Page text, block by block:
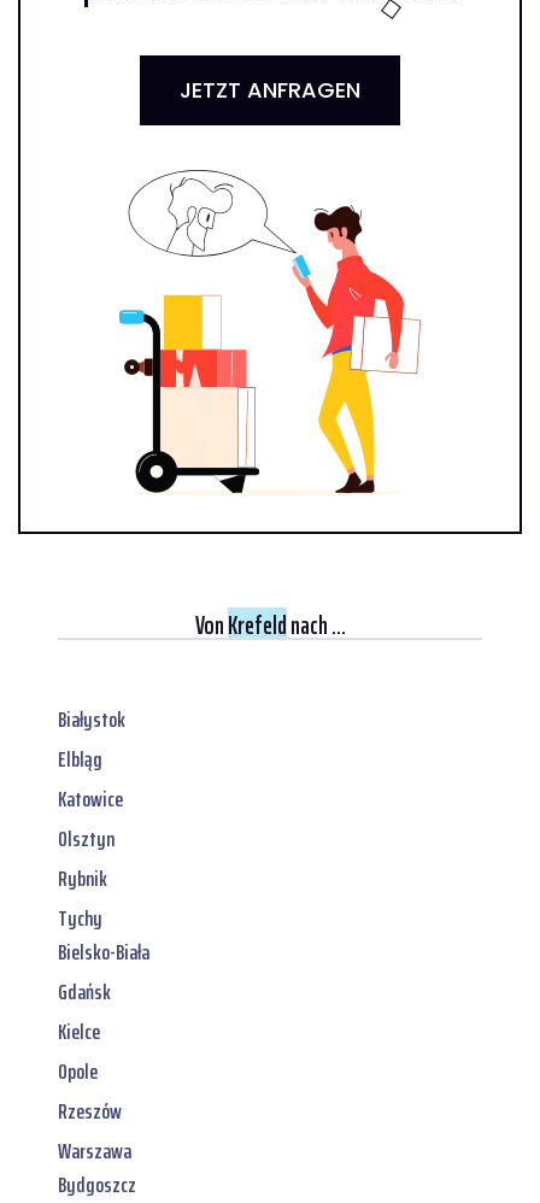
JETZT ANFRAGEN
VonKrefeldnach ...
Białystok
Elbląg
Katowice
Olsztyn
Rybnik
Tychy
Bielsko-Biała
Gdańsk
Kielce
Opole
Rzeszów
Warszawa
Bydgoszcz